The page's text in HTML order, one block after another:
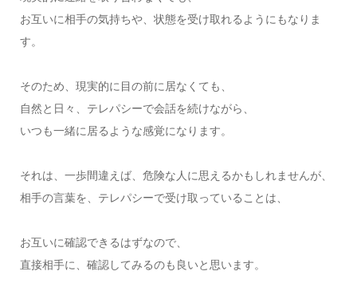
お互いに相手の気持ちや、状態を受け取れるようにもなりま
す。
そのため、現実的に目の前に居なくても、
自然と日々、テレパシーで会話を続けながら、
いつも一緒に居るような感覚になります。
それは、一歩間違えば、危険な人に思えるかもしれませんが、
相手の言葉を、テレパシーで受け取っていることは、
お互いに確認できるはずなので、
直接相手に、確認してみるのも良いと思います。